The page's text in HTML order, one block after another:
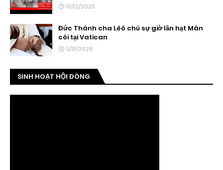
10/12/2025
Đức Thánh cha Lêô chủ sự giờ lần hạt Mân
côi tại Vatican
5/31/2026
SINH HOẠT HỘI DÒNG